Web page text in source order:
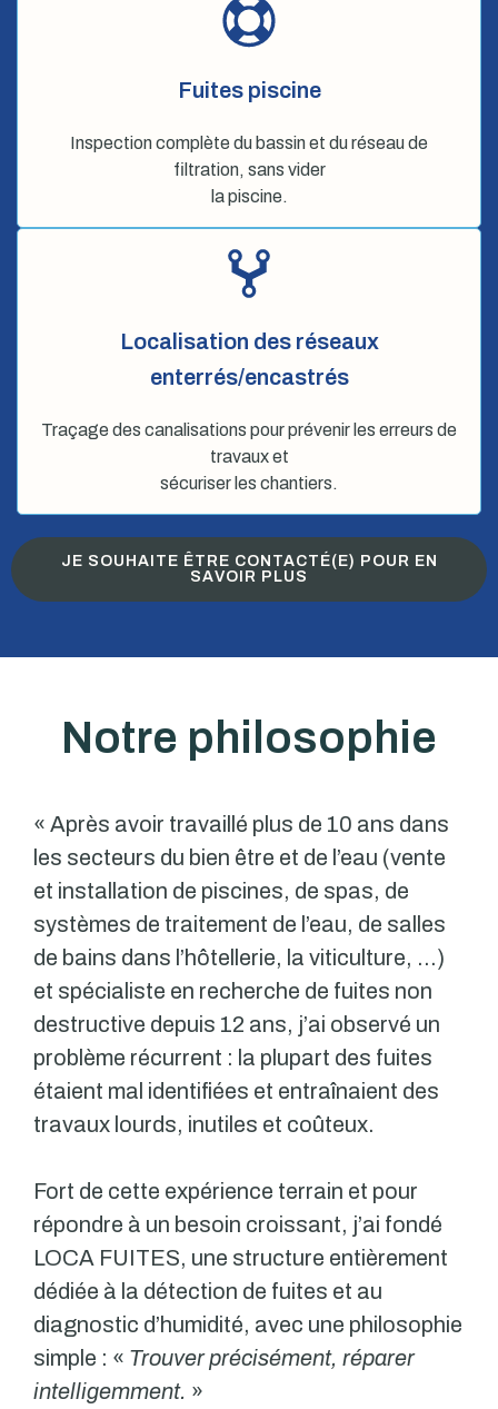
Fuites piscine
Inspection complète du bassin et du réseau de
filtration, sans vider
la piscine.
Localisation des réseaux
enterrés/encastrés
Traçage des canalisations pour prévenir les erreurs de
travaux et
sécuriser les chantiers.
JE SOUHAITE ÊTRE CONTACTÉ(E) POUR EN
SAVOIR PLUS
Notre philosophie
« Après avoir travaillé plus de 10 ans dans
les secteurs du bien être et de l’eau (vente
et installation de piscines, de spas, de
systèmes de traitement de l’eau, de salles
de bains dans l’hôtellerie, la viticulture, …)
et spécialiste en recherche de fuites non
destructive depuis 12 ans, j’ai observé un
problème récurrent : la plupart des fuites
étaient mal identifiées et entraînaient des
travaux lourds, inutiles et coûteux.
Fort de cette expérience terrain et pour
répondre à un besoin croissant, j’ai fondé
LOCA FUITES, une structure entièrement
dédiée à la détection de fuites et au
diagnostic d’humidité, avec une philosophie
simple : « Trouver précisément, réparer
intelligemment. »